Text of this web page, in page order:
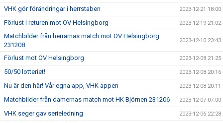
VHK gör förändringar i herrstaben 2023-12-21 18:00
Förlust i returen mot OV Helsingborg 2023-12-19 21:02
Matchbilder från herrarnas match mot OV Helsingborg
231208
2023-12-10 23:43
Förlust mot OV Helsingborg 2023-12-08 21:25
50/50 lotteriet! 2023-12-08 20:16
Nu är den här! Vår egna app, VHK appen 2023-12-08 20:11
Matchbilder från damernas match mot HK Björnen 231206 2023-12-07 07:00
VHK seger gav serieledning 2023-12-06 22:28